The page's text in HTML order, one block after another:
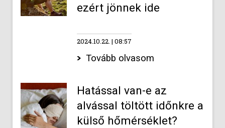
ezért jönnek ide
2024.10.22. 08:57
Tovább olvasom
Hatással van-e az
alvással töltött időnkre a
külső hőmérséklet?